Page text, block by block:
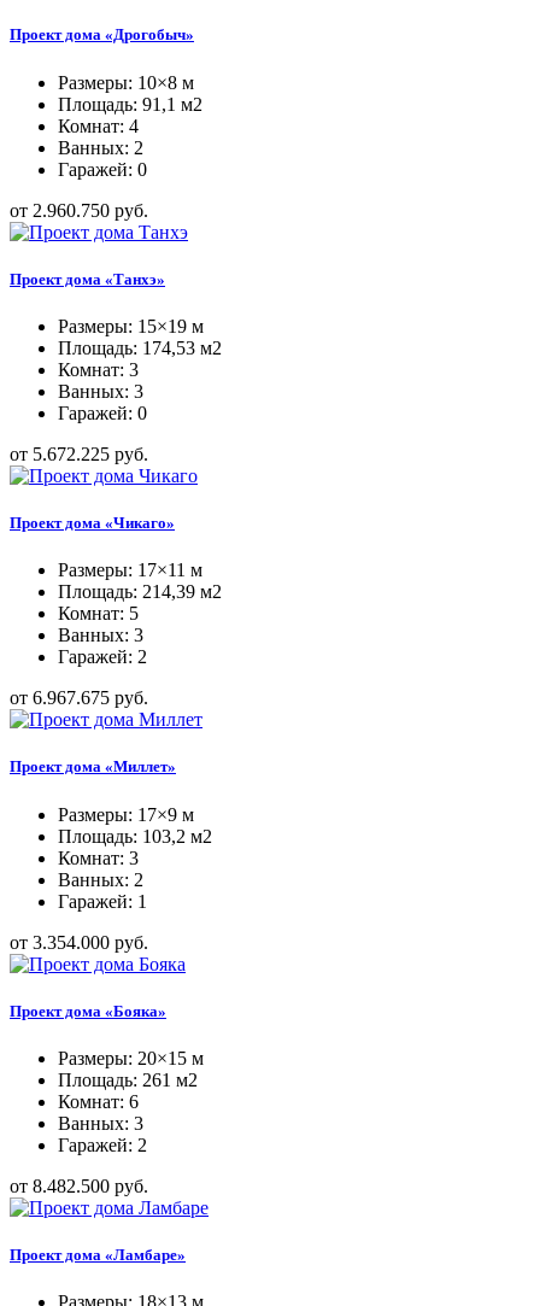
Проект дома «Дрогобыч»
Размеры: 10×8 м
Площадь: 91,1 м2
Комнат: 4
Ванных: 2
Гаражей: 0
от 2.960.750 руб.
Проект дома «Танхэ»
Размеры: 15×19 м
Площадь: 174,53 м2
Комнат: 3
Ванных: 3
Гаражей: 0
от 5.672.225 руб.
Проект дома «Чикаго»
Размеры: 17×11 м
Площадь: 214,39 м2
Комнат: 5
Ванных: 3
Гаражей: 2
от 6.967.675 руб.
Проект дома «Миллет»
Размеры: 17×9 м
Площадь: 103,2 м2
Комнат: 3
Ванных: 2
Гаражей: 1
от 3.354.000 руб.
Проект дома «Бояка»
Размеры: 20×15 м
Площадь: 261 м2
Комнат: 6
Ванных: 3
Гаражей: 2
от 8.482.500 руб.
Проект дома «Ламбаре»